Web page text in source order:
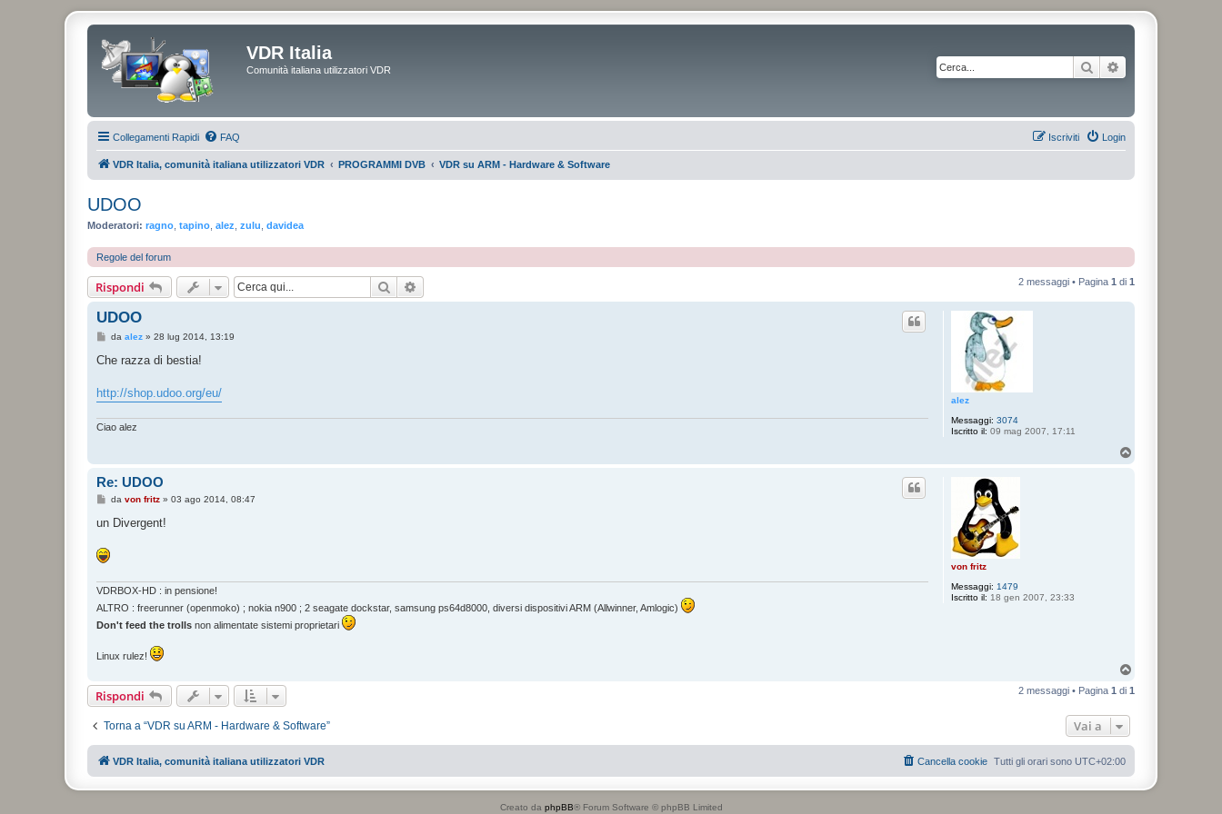
VDR Italia
Comunità italiana utilizzatori VDR Cerca
Collegamenti Rapidi FAQ Login
Iscriviti
VDR Italia, comunità italiana utilizzatori VDR PROGRAMMI DVB VDR su ARM - Hardware & Software
UDOO
Moderatori: ragno tapino alez zulu davidea
Regole del forum
Rispondi Cerca 2 messaggi • Pagina 1 di 1
alez
Messaggi: 3074
Iscritto il: 09 mag 2007, 17:11
UDOO
M
s
g
g
da alez» 28 lug 2014, 13:19
Che razza di bestia!
http://shop.udoo.org/eu/
Ciao alez
von fritz
Messaggi: 1479
Iscritto il: 18 gen 2007, 23:33
Re: UDOO
M
s
g
g
o
da von fritz» 03 ago 2014, 08:47
un Divergent!
VDRBOX-HD : in pensione!
ALTRO : freerunner (openmoko) ; nokia n900 ; 2 seagate dockstar, samsung ps64d8000, diversi dispositivi ARM (Allwinner, Amlogic)
Don't feed the trolls non alimentate sistemi proprietari
Linux rulez!
p
Rispondi 2 messaggi • Pagina 1 di 1
Torna a “VDR su ARM - Hardware & Software” Vai a
VDR Italia, comunità italiana utilizzatori VDR Tutti gli orari sono UTC+02:00
Cancella cookie
Creato da phpBB® Forum Software © phpBB Limited